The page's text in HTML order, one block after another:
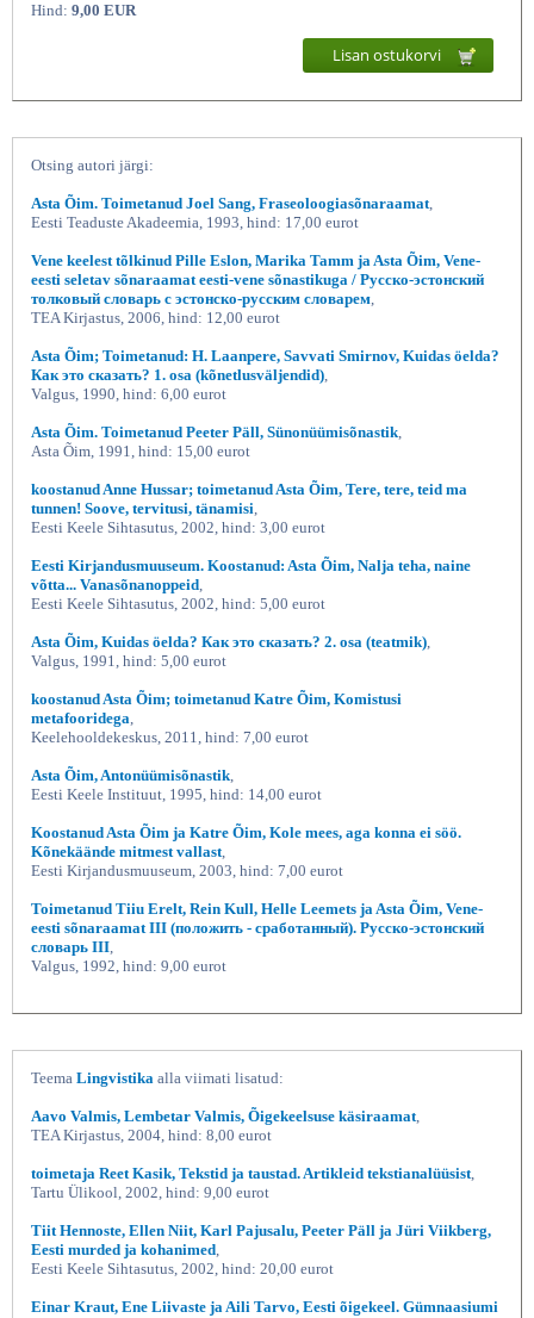
Hind: 9,00 EUR
Lisan ostukorvi
Otsing autori järgi:
Asta Õim. Toimetanud Joel Sang, Fraseoloogiasõnaraamat
Eesti Teaduste Akadeemia, 1993, hind: 17,00 eurot
Vene keelest tõlkinud Pille Eslon, Marika Tamm ja Asta Õim, Vene-
eesti seletav sõnaraamat eesti-vene sõnastikuga / Русско-эстонский
толковый словарь с эстонско-русским словарем
TEA Kirjastus, 2006, hind: 12,00 eurot
Asta Õim; Toimetanud: H. Laanpere, Savvati Smirnov, Kuidas öelda?
Как это сказать? 1. osa (kõnetlusväljendid)
Valgus, 1990, hind: 6,00 eurot
Asta Õim. Toimetanud Peeter Päll, Sünonüümisõnastik
Asta Õim, 1991, hind: 15,00 eurot
koostanud Anne Hussar; toimetanud Asta Õim, Tere, tere, teid ma
tunnen! Soove, tervitusi, tänamisi
Eesti Keele Sihtasutus, 2002, hind: 3,00 eurot
Eesti Kirjandusmuuseum. Koostanud: Asta Õim, Nalja teha, naine
võtta... Vanasõnanoppeid
Eesti Keele Sihtasutus, 2002, hind: 5,00 eurot
Asta Õim, Kuidas öelda? Как это сказать? 2. osa (teatmik)
Valgus, 1991, hind: 5,00 eurot
koostanud Asta Õim; toimetanud Katre Õim, Komistusi
metafooridega
Keelehooldekeskus, 2011, hind: 7,00 eurot
Asta Õim, Antonüümisõnastik
Eesti Keele Instituut, 1995, hind: 14,00 eurot
Koostanud Asta Õim ja Katre Õim, Kole mees, aga konna ei söö.
Kõnekäände mitmest vallast
Eesti Kirjandusmuuseum, 2003, hind: 7,00 eurot
Toimetanud Tiiu Erelt, Rein Kull, Helle Leemets ja Asta Õim, Vene-
eesti sõnaraamat III (положить - сработанный). Русско-эстонский
словарь III
Valgus, 1992, hind: 9,00 eurot
Teema Lingvistika alla viimati lisatud:
Aavo Valmis, Lembetar Valmis, Õigekeelsuse käsiraamat
TEA Kirjastus, 2004, hind: 8,00 eurot
toimetaja Reet Kasik, Tekstid ja taustad. Artikleid tekstianalüüsist
Tartu Ülikool, 2002, hind: 9,00 eurot
Tiit Hennoste, Ellen Niit, Karl Pajusalu, Peeter Päll ja Jüri Viikberg,
Eesti murded ja kohanimed
Eesti Keele Sihtasutus, 2002, hind: 20,00 eurot
Einar Kraut, Ene Liivaste ja Aili Tarvo, Eesti õigekeel. Gümnaasiumi